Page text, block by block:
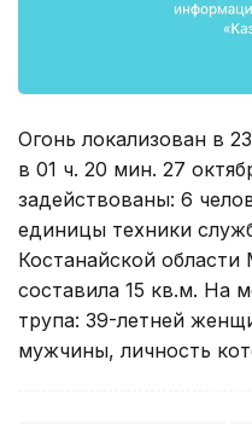
Огонь локализован в
в 01 ч. 20 мин. 27
задействованы: 6
единицы техники
Костанайской
составила 15 кв.м. На
трупа: 39-летней
мужчины, личность